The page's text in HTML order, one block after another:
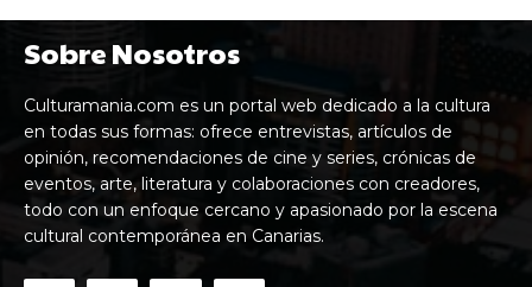
Sobre Nosotros
Culturamania.com es un portal web dedicado a la cultura
en todas sus formas: ofrece entrevistas, artículos de
opinión, recomendaciones de cine y series, crónicas de
eventos, arte, literatura y colaboraciones con creadores,
todo con un enfoque cercano y apasionado por la escena
cultural contemporánea en Canarias.